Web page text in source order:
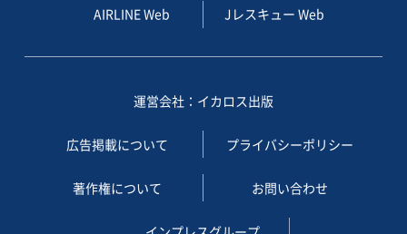
AIRLINE Web Jレスキュー Web
運営会社：イカロス出版
広告掲載について プライバシーポリシー
著作権について お問い合わせ